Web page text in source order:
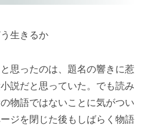
生きるか
思ったのは、題名の響きに惹
説だと思っていた。でも読み
物語ではないことに気がつい
ジを閉じた後もしばらく物語